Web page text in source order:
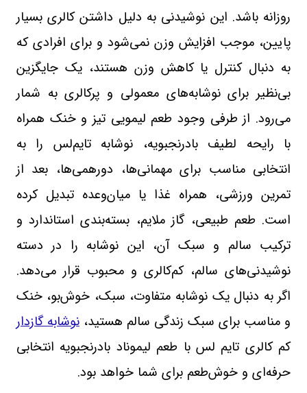
روزانه باشد. این نوشیدنی به دلیل داشتن کالری بسیار
پایین، موجب افزایش وزن نمی‌شود و برای افرادی که
به دنبال کنترل یا کاهش وزن هستند، یک جایگزین
بی‌نظیر برای نوشابه‌های معمولی و پرکالری به شمار
می‌رود. از طرفی وجود طعم لیمویی تیز و خنک همراه
با رایحه لطیف بادرنجبویه، نوشابه تایم‌لس را به
انتخابی مناسب برای مهمانی‌ها، دورهمی‌ها، بعد از
تمرین ورزشی، همراه غذا یا میان‌وعده تبدیل کرده
است. طعم طبیعی، گاز ملایم، بسته‌بندی استاندارد و
ترکیب سالم و سبک آن، این نوشابه را در دسته
نوشیدنی‌های سالم، کم‌کالری و محبوب قرار می‌دهد.
اگر به دنبال یک نوشابه متفاوت، سبک، خوش‌بو، خنک
و مناسب برای سبک زندگی سالم هستید،نوشابه گازدار
کم‌ کالری تایم‌ لس با طعم لیموناد بادرنجبویه انتخابی
حرفه‌ای و خوش‌طعم برای شما خواهد بود.